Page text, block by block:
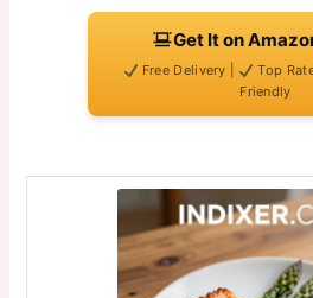
Get It on
Free Delivery | Top
Friendly